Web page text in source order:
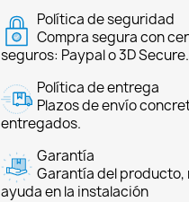
Política de seguridad
Compra segura con
seguros: Paypal o 3D Secure.
Política de entrega
Plazos de envío
entregados.
Garantía
Garantía del producto,
ayuda en la instalación